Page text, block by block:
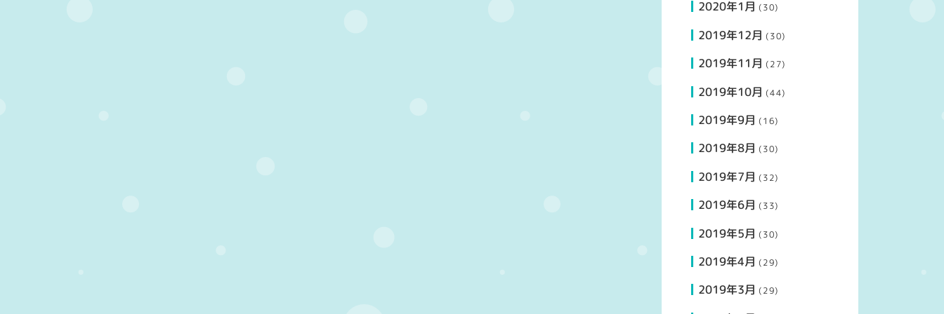
2020年1月 (30)
2019年12月 (30)
2019年11月 (27)
2019年10月 (44)
2019年9月 (16)
2019年8月 (30)
2019年7月 (32)
2019年6月 (33)
2019年5月 (30)
2019年4月 (29)
2019年3月 (29)